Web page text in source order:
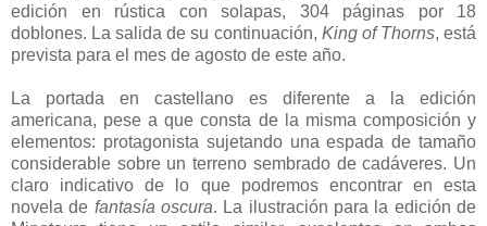
edición en rústica con solapas, 304 páginas por 18
doblones. La salida de su continuación, King of Thorns, está
prevista para el mes de agosto de este año.
La portada en castellano es diferente a la edición
americana, pese a que consta de la misma composición y
elementos: protagonista sujetando una espada de tamaño
considerable sobre un terreno sembrado de cadáveres. Un
claro indicativo de lo que podremos encontrar en esta
novela de fantasía oscura. La ilustración para la edición de